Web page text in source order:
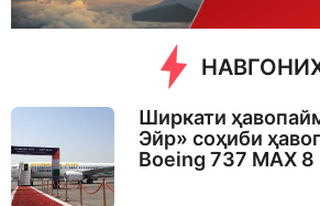
Ширкати
Эйр» соҳиби
Boeing 737 MAX 8